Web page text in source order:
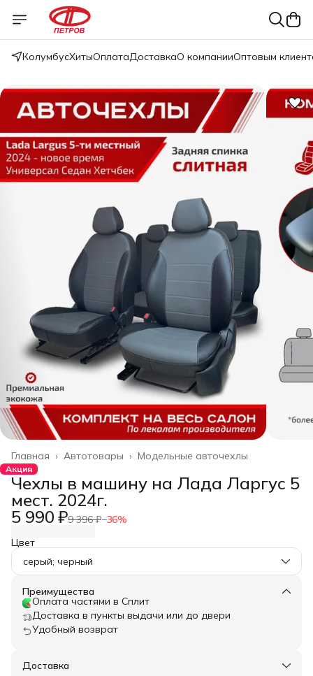
КолумбусХитыОплатаДоставкаО компанииОптовым
Модельные авточехлы
Автотовары ›
Главная ›
Акция
Чехлы в машину на Лада Ларгус 5
мест. 2024г.
5 990 ₽9 396 ₽−36%
Цвет
серый; черный
Преимущества
Оплата частями в Сплит
Доставка в пункты выдачи или до двери
Удобный возврат
Доставка